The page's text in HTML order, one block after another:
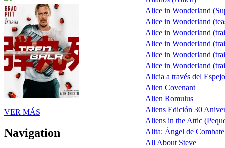
VER MÁS
Navigation
Alice in Wonderland
Alice in Wonderland
Alice in Wonderland
Alice in Wonderland
Alice in Wonderland
Alice in Wonderland
Alicia a través del
Alien Covenant
Alien Romulus
Aliens Edición 30
Aliens in the Attic
Alita: Ángel de
All About Steve